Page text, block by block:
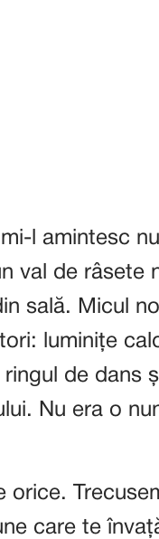
l amintesc
val de râsete
sală. Micul
luminițe
de dans
Nu era o
orice.
care te